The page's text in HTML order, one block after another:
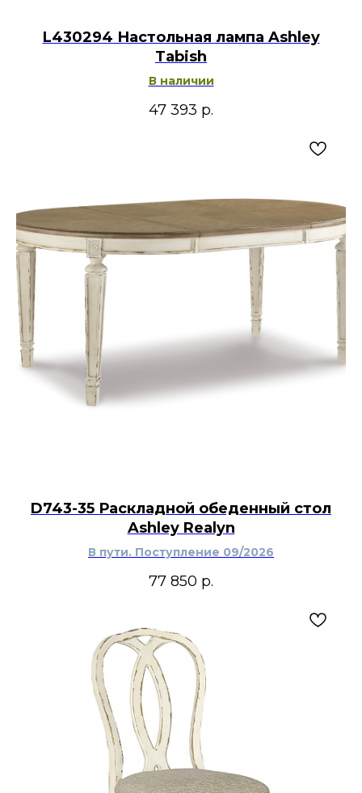
L430294 Настольная лампа Ashley
Tabish
В наличии
47 393 р.
D743-35 Раскладной обеденный стол
Ashley Realyn
В пути. Поступление 09/2026
77 850 р.